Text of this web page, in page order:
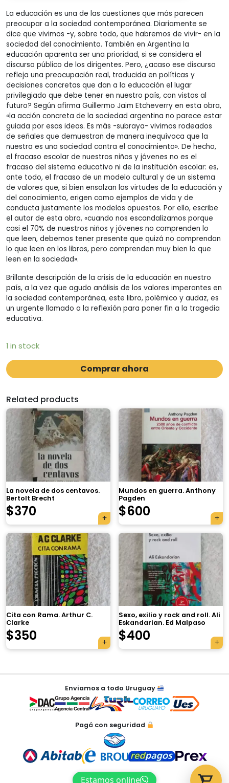
La educación es una de las cuestiones que más parecen
preocupar a la sociedad contemporánea. Diariamente se
dice que vivimos -y, sobre todo, que habremos de vivir- en la
sociedad del conocimiento. También en Argentina la
educación aparenta ser una prioridad, si se considera el
discurso público de los dirigentes. Pero, ¿acaso ese discurso
refleja una preocupación real, traducida en políticas y
decisiones concretas que dan a la educación el lugar
privilegiado que debe tener en nuestro país, con vistas al
futuro? Según afirma Guillermo Jaim Etcheverry en esta obra,
«la acción concreta de la sociedad argentina no parece estar
guiada por esas ideas. Es más -subraya- vivimos rodeados
de señales que demuestran de manera inequívoca que la
nuestra es una sociedad contra el conocimiento». De hecho,
el fracaso escolar de nuestros niños y jóvenes no es el
fracaso del sistema educativo ni de la institución escolar: es,
ante todo, el fracaso de un modelo cultural y de un sistema
de valores que, si bien ensalzan las virtudes de la educación y
del conocimiento, erigen como ejemplos de vida y de
conducta justamente los modelos opuestos. Por ello, escribe
el autor de esta obra, «cuando nos escandalizamos porque
casi el 70% de nuestros niños y jóvenes no comprenden lo
que leen, debemos tener presente que quizá no comprendan
lo que leen en los libros, pero comprenden muy bien lo que
leen en la sociedad».
Brillante descripción de la crisis de la educación en nuestro
país, a la vez que agudo análisis de los valores imperantes en
la sociedad contemporánea, este libro, polémico y audaz, es
un urgente llamado a la reflexión para poner fin a la tragedia
educativa.
1 in stock
Comprar ahora
Related products
La novela de dos centavos.
Bertolt Brecht
$370
Mundos en guerra. Anthony
Pagden
$600
Cita con Rama. Arthur C.
Clarke
$350
Sexo, exilio y rock and roll. Ali
Eskandarian. Ed Malpaso
$400
Navegación
entradas
Enviamos a todo Uruguay
Pagá con seguridad
Estamos online
×
Tu carrito está vacío.
Agregá un producto y aparecerá acá
automáticamente.